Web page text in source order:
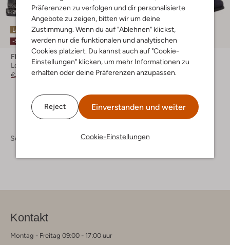
Präferenzen zu verfolgen und dir personalisierte
Angebote zu zeigen, bitten wir um deine
Zustimmung. Wenn du auf "Ablehnen" klickst,
werden nur die funktionalen und analytischen
Cookies platziert. Du kannst auch auf "Cookie-
Einstellungen" klicken, um mehr Informationen zu
erhalten oder deine Präferenzen anzupassen.
Reject Einverstanden und weiter
Cookie-Einstellungen
Letzter Artikel
-50%
Floris Van Bommel
Loafer
€ 269,99 € 134,99
Floris Van Bommel
Loafer
€ 259,99
Schuhe
Kontakt
Montag - Freitag 09:00 - 17:00 uur